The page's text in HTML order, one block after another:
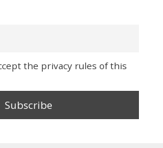
the privacy rules of this